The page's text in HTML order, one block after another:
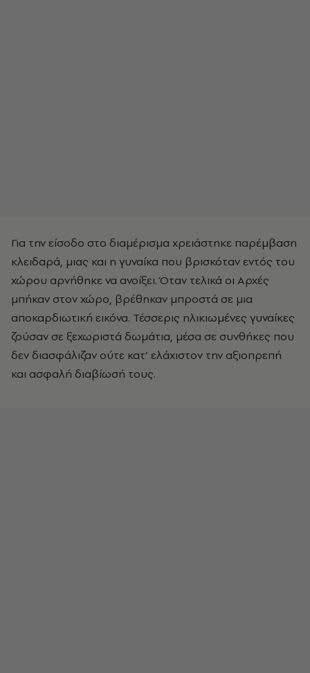
Για την είσοδο στο διαμέρισμα χρειάστηκε παρέμβαση
κλειδαρά, μιας και η γυναίκα που βρισκόταν εντός του
χώρου αρνήθηκε να ανοίξει. Όταν τελικά οι Αρχές
μπήκαν στον χώρο, βρέθηκαν μπροστά σε μια
αποκαρδιωτική εικόνα. Τέσσερις ηλικιωμένες γυναίκες
ζούσαν σε ξεχωριστά δωμάτια, μέσα σε συνθήκες που
δεν διασφάλιζαν ούτε κατ’ ελάχιστον την αξιοπρεπή
και ασφαλή διαβίωσή τους.